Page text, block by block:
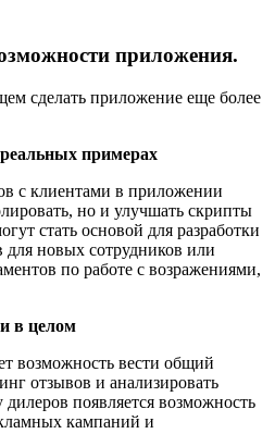
приложения.
сделать приложение еще более
примерах
с клиентами в приложении
но и улучшать скрипты
стать основой для разработки
новых сотрудников или
по работе с возражениями,
в целом
возможность вести общий
отзывов и анализировать
появляется возможность
кампаний и